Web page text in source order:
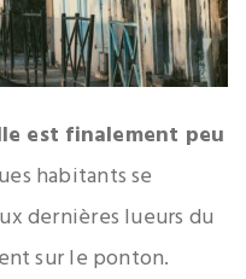
est finalement peu
habitants se
dernières lueurs du
sur le ponton.